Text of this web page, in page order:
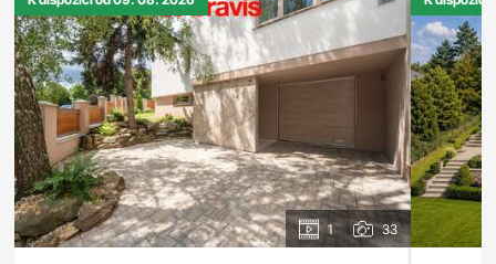
1 33